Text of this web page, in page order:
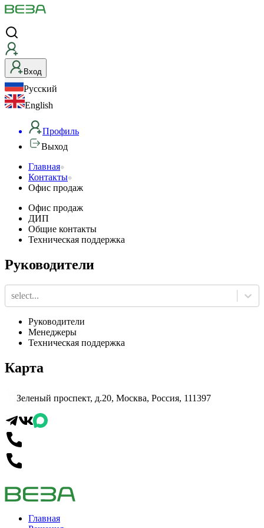
Вход
Русский
English
Профиль
Выход
Офис
продаж
Главная
Контакты
Офис продаж
Офис продаж
ДИП
Общие контакты
Техническая поддержка
Руководители
select...
Руководители
Менеджеры
Техническая поддержка
Карта
Зеленый проспект, д.20, Москва, Россия, 111397
Главная